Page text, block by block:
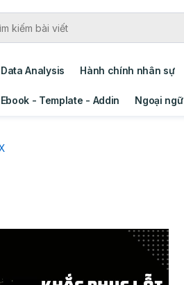
Data Analysis Hành chính nhân sự
Ebook - Template - Addin Ngoại ngữ